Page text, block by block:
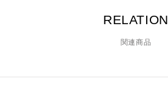
RELATION
関連商品